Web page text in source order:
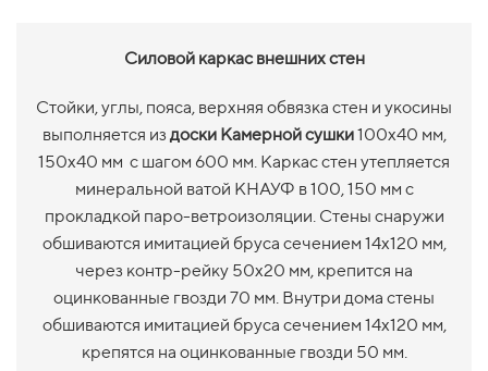
Силовой каркас внешних стен
Стойки, углы, пояса, верхняя обвязка стен и укосины
выполняется из доски Камерной сушки100х40 мм,
150х40 мм с шагом 600 мм. Каркас стен утепляется
минеральной ватой КНАУФ в 100, 150 мм с
прокладкой паро-ветроизоляции. Стены снаружи
обшиваются имитацией бруса сечением 14х120 мм,
через контр-рейку 50х20 мм, крепится на
оцинкованные гвозди 70 мм. Внутри дома стены
обшиваются имитацией бруса сечением 14х120 мм,
крепятся на оцинкованные гвозди 50 мм.